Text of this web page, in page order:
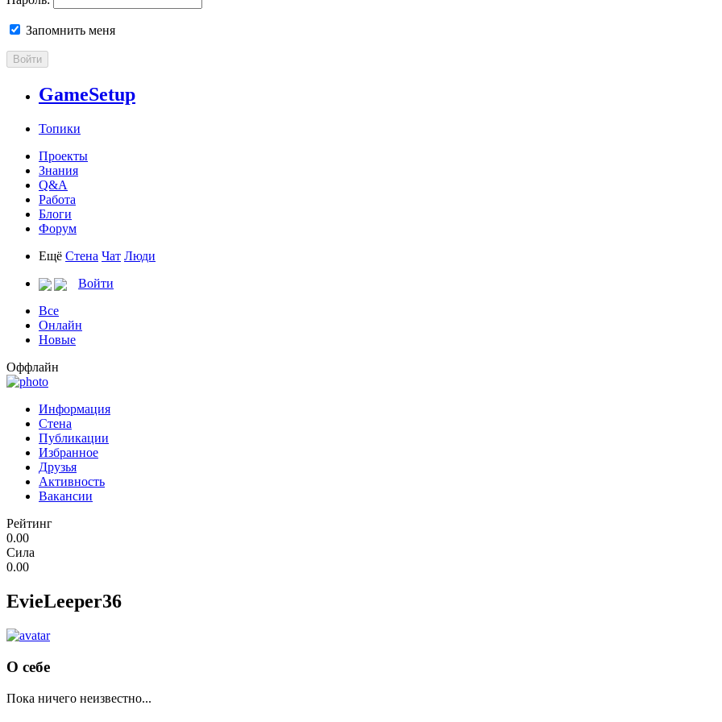
Запомнить меня
Войти
GameSetup
Топики
Проекты
Знания
Q&A
Работа
Блоги
Форум
Ещё Стена Чат Люди
Войти
Все
Онлайн
Новые
Оффлайн
Информация
Стена
Публикации
Избранное
Друзья
Активность
Вакансии
Рейтинг
0.00
Сила
0.00
EvieLeeper36
О себе
Пока ничего неизвестно...